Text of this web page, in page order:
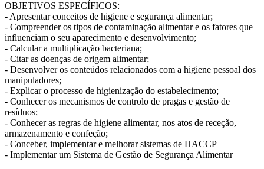
OBJETIVOS ESPECÍFICOS:
- Apresentar conceitos de higiene e segurança alimentar;
- Compreender os tipos de contaminação alimentar e os fatores que
influenciam o seu aparecimento e desenvolvimento;
- Calcular a multiplicação bacteriana;
- Citar as doenças de origem alimentar;
- Desenvolver os conteúdos relacionados com a higiene pessoal dos
manipuladores;
- Explicar o processo de higienização do estabelecimento;
- Conhecer os mecanismos de controlo de pragas e gestão de
resíduos;
- Conhecer as regras de higiene alimentar, nos atos de receção,
armazenamento e confeção;
- Conceber, implementar e melhorar sistemas de HACCP
- Implementar um Sistema de Gestão de Segurança Alimentar